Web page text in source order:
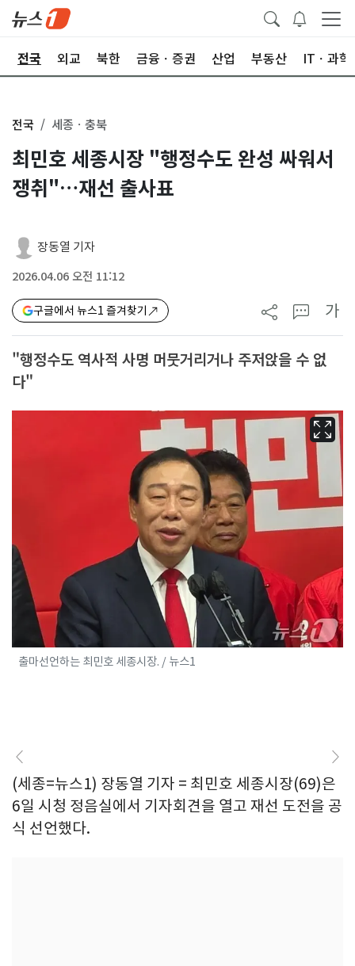
전국 외교 북한 금융ㆍ증권 산업 부동산 ITㆍ과학
전국 세종ㆍ충북
최민호 세종시장 "행정수도 완성 싸워서
쟁취"…재선 출사표
장동열 기자
2026.04.06 오전 11:12
구글에서 뉴스1 즐겨찾기 가
"행정수도 역사적 사명 머뭇거리거나 주저앉을 수 없
다"
출마선언하는 최민호 세종시장. / 뉴스1
(세종=뉴스1) 장동열 기자 = 최민호 세종시장(69)은
6일 시청 정음실에서 기자회견을 열고 재선 도전을 공
식 선언했다.